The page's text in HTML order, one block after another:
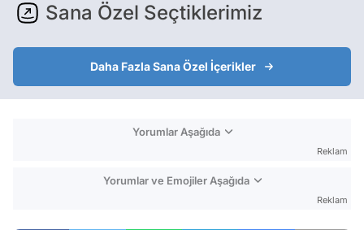
Sana Özel Seçtiklerimiz
Daha Fazla Sana Özel İçerikler
Yorumlar Aşağıda
Reklam
Yorumlar ve Emojiler Aşağıda
Reklam